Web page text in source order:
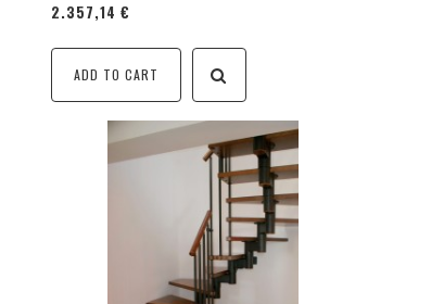
2.357,14 €
ADD TO CART